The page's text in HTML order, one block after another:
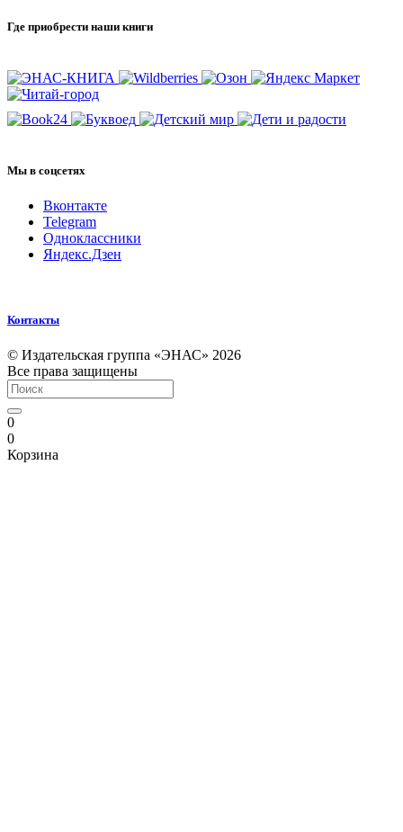
Где приобрести наши книги
Мы в соцсетях
Вконтакте
Telegram
Одноклассники
Яндекс.Дзен
Контакты
© Издательская группа «ЭНАС» 2026
Все права защищены
0
0
Корзина